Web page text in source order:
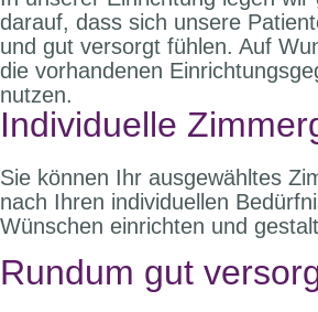
darauf, dass sich unsere
und gut versorgt fühlen. Auf
die vorhandenen
nutzen.
Individuelle
Sie können Ihr ausgewähltes
nach Ihren individuellen
Wünschen einrichten und
Rundum gut